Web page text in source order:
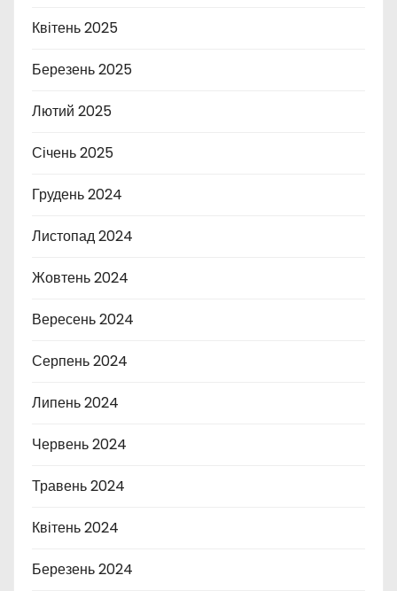
Квітень 2025
Березень 2025
Лютий 2025
Січень 2025
Грудень 2024
Листопад 2024
Жовтень 2024
Вересень 2024
Серпень 2024
Липень 2024
Червень 2024
Травень 2024
Квітень 2024
Березень 2024